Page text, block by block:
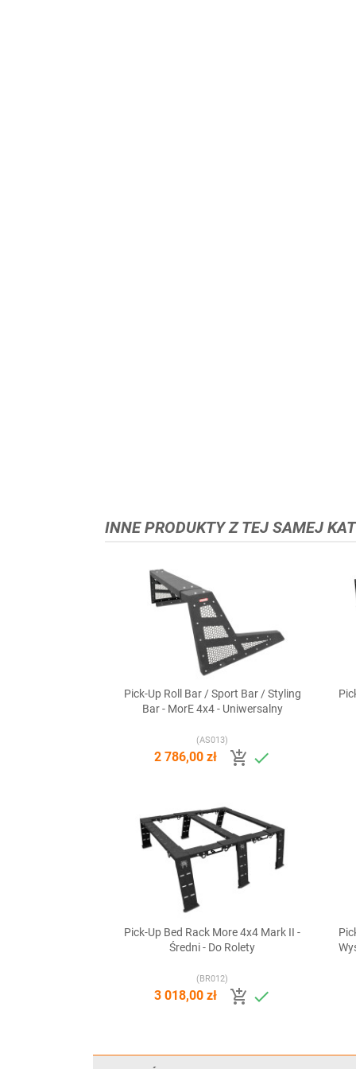
INNE PRODUKTY Z TEJ SAMEJ
Szybki podgląd
Pick-Up Roll Bar / Sport Bar / Styling
Bar - MorE 4x4 - Uniwersalny
(AS013)
2 786,00 zł  
Szybki podgląd
Pick-Up Bed Rack More 4x4 Mark II -
Średni - Do Rolety
(BR012)
3 018,00 zł  